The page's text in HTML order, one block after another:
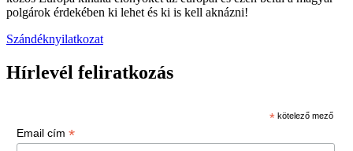
polgárok érdekében ki lehet és ki is kell aknázni!
Szándéknyilatkozat
Hírlevél feliratkozás
* kötelező mező
Email cím *